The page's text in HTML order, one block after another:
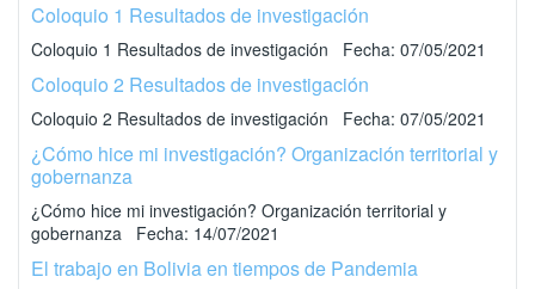
Coloquio 1 Resultados de investigación
Coloquio 1 Resultados de investigación Fecha: 07/05/2021
Coloquio 2 Resultados de investigación
Coloquio 2 Resultados de investigación Fecha: 07/05/2021
¿Cómo hice mi investigación? Organización territorial y
gobernanza
¿Cómo hice mi investigación? Organización territorial y
gobernanza Fecha: 14/07/2021
El trabajo en Bolivia en tiempos de Pandemia